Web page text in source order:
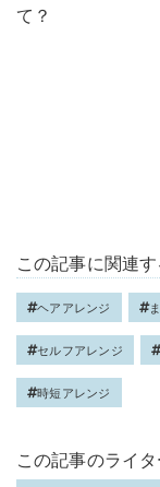
て？
この記事に関連
ヘアアレンジ
セルフアレンジ
時短アレンジ
この記事のライタ